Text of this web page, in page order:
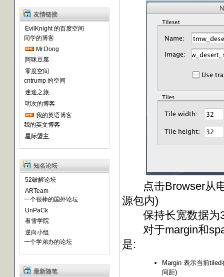
友情链接
EvilKnight 的百度空间
同学的博客
Mr.Dong
阿咪豆腐
零度空间
cntrump 的空间
迷途之旅
明次的博客
我的英语博客
我的英文博客
星际盟主
知名论坛
52破解论坛
ARTeam
一个很棒的国外论坛
UnPaCk
看雪学院
逆向小组
一个学弟办的论坛
最新随笔
点击Browser从电
源包内)
保持长宽数据为
对于margin和
是:
Margin 表示当前
间距)